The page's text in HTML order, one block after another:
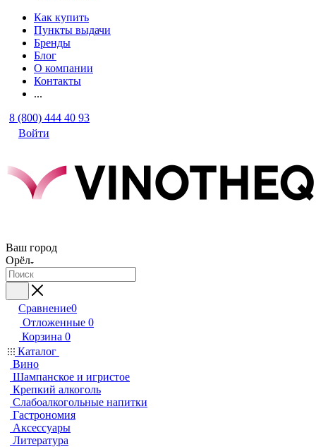
Как купить
Пункты выдачи
Бренды
Блог
О компании
Контакты
...
8 (800) 444 40 93
Войти
Ваш город
Орёл
Сравнение0
Отложенные 0
Корзина 0
Каталог
Вино
Шампанское и игристое
Крепкий алкоголь
Слабоалкогольные напитки
Гастрономия
Аксессуары
Литература